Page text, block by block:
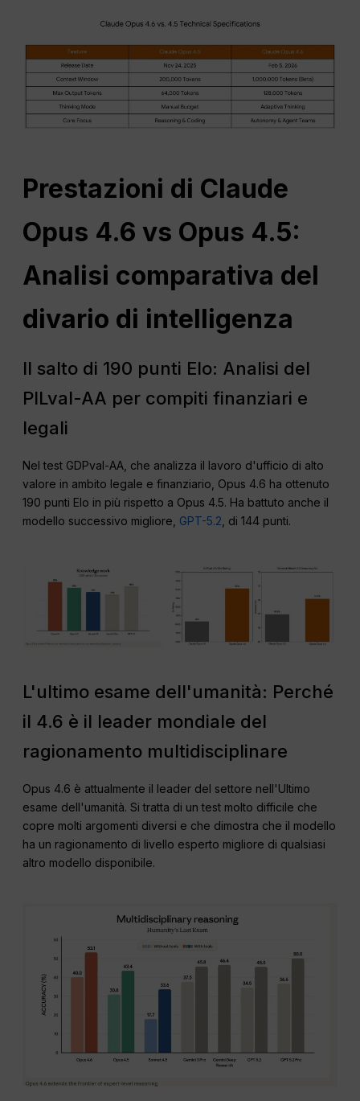
Prestazioni di Claude
Opus 4.6 vs Opus 4.5:
Analisi comparativa del
divario di intelligenza
Il salto di 190 punti Elo: Analisi del
PILval-AA per compiti finanziari e
legali
Nel test GDPval-AA, che analizza il lavoro d'ufficio di alto
valore in ambito legale e finanziario, Opus 4.6 ha ottenuto
190 punti Elo in più rispetto a Opus 4.5. Ha battuto anche il
modello successivo migliore, GPT-5.2 , di 144 punti.
L'ultimo esame dell'umanità: Perché
il 4.6 è il leader mondiale del
ragionamento multidisciplinare
Opus 4.6 è attualmente il leader del settore nell'Ultimo
esame dell'umanità. Si tratta di un test molto difficile che
copre molti argomenti diversi e che dimostra che il modello
ha un ragionamento di livello esperto migliore di qualsiasi
altro modello disponibile.